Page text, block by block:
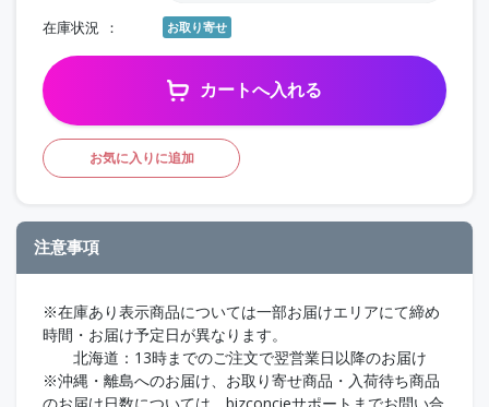
在庫状況 お取り寄せ
カートへ入れる
お気に入りに追加
注意事項
※在庫あり表示商品については一部お届けエリアにて締め
時間・お届け予定日が異なります。
北海道：13時までのご注文で翌営業日以降のお届け
※沖縄・離島へのお届け、お取り寄せ商品・入荷待ち商品
のお届け日数については、bizconcieサポートまでお問い合